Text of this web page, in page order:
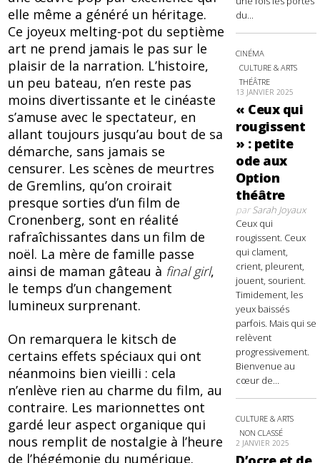
elle même a généré un héritage.
Ce joyeux melting-pot du septième
art ne prend jamais le pas sur le
plaisir de la narration. L’histoire,
un peu bateau, n’en reste pas
moins divertissante et le cinéaste
s’amuse avec le spectateur, en
allant toujours jusqu’au bout de sa
démarche, sans jamais se
censurer. Les scènes de meurtres
de Gremlins, qu’on croirait
presque sorties d’un film de
Cronenberg, sont en réalité
rafraîchissantes dans un film de
noël. La mère de famille passe
ainsi de maman gâteau à final girl,
le temps d’un changement
lumineux surprenant.
On remarquera le kitsch de
certains effets spéciaux qui ont
néanmoins bien vieilli : cela
n’enlève rien au charme du film, au
contraire. Les marionnettes ont
gardé leur aspect organique qui
nous remplit de nostalgie à l’heure
de l’hégémonie du numérique.
du...
CINÉMA
CULTURE & ARTS
THÉÂTRE
13 JANVIER 2025
« Ceux qui
rougissent
» : petite
ode aux
Option
théâtre
parSarah Joyaux
Ceux qui
rougissent. Ceux
qui clament,
crient, pleurent,
jouent, sourient.
Timidement, les
yeux baissés
parfois. Mais qui se
relèvent
progressivement.
Bienvenue au
cœur de...
CULTURE & ARTS
NON CLASSÉ
2 JANVIER 2025